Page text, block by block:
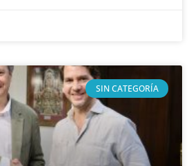
SIN CATEGORÍA